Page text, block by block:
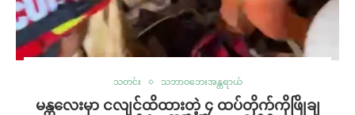
သတင်း သဘာဝဘေးအန္တရာယ်
မန္တလေးမှာ ငလျင်ထိထားတဲ့ ၄ ထပ်တိုက်ကိုဖြိုချ